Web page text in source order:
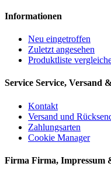
Informationen
Neu eingetroffen
Zuletzt angesehen
Produktliste
Service Service, Versand
Kontakt
Versand und
Zahlungsarten
Cookie Manager
Firma Firma, Impressum